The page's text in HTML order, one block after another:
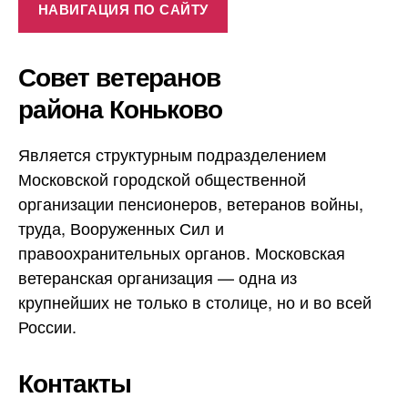
НАВИГАЦИЯ ПО САЙТУ
Совет ветеранов
района Коньково
Является структурным подразделением
Московской городской общественной
организации пенсионеров, ветеранов войны,
труда, Вооруженных Сил и
правоохранительных органов. Московская
ветеранская организация — одна из
крупнейших не только в столице, но и во всей
России.
Контакты